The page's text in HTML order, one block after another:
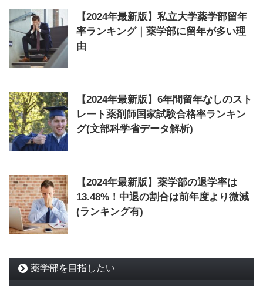
【2024年最新版】私立大学薬学部留年
率ランキング｜薬学部に留年が多い理
由
【2024年最新版】6年間留年なしのスト
レート薬剤師国家試験合格率ランキン
グ(文部科学省データ解析)
【2024年最新版】薬学部の退学率は
13.48%！中退の割合は前年度より微減
(ランキング有)
薬学部を目指したい